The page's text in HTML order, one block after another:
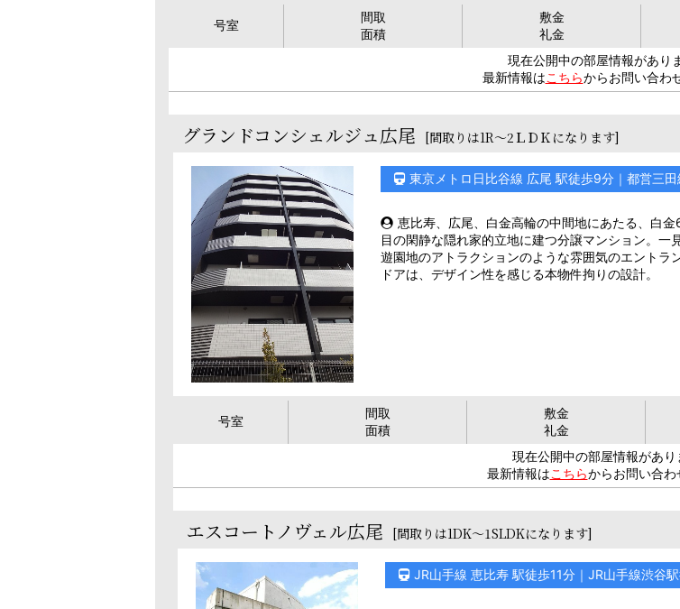
号室
間取
面積
敷金
礼金
現在公開中の部屋情報があり
最新情報はこちらからお問い合わ
グランドコンシェルジュ広尾 [間取りは1R～2ＬＤＫになります]
東京メトロ日比谷線 広尾 駅徒歩9分｜都営三
恵比寿、広尾、白金高輪の中間地にあたる、白金
目の閑静な隠れ家的立地に建つ分譲マンション。一見
遊園地のアトラクションのような雰囲気のエントラ
ドアは、デザイン性を感じる本物件拘りの設計。
号室
間取
面積
敷金
礼金
現在公開中の部屋情報があり
最新情報はこちらからお問い合わ
エスコートノヴェル広尾 [間取りは1DK～1SLDKになります]
JR山手線 恵比寿 駅徒歩11分｜JR山手線渋谷駅